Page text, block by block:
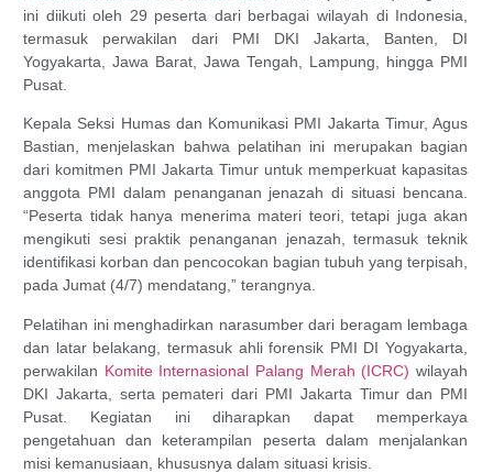
ini diikuti oleh 29 peserta dari berbagai wilayah di Indonesia,
termasuk perwakilan dari PMI DKI Jakarta, Banten, DI
Yogyakarta, Jawa Barat, Jawa Tengah, Lampung, hingga PMI
Pusat.
Kepala Seksi Humas dan Komunikasi PMI Jakarta Timur, Agus
Bastian, menjelaskan bahwa pelatihan ini merupakan bagian
dari komitmen PMI Jakarta Timur untuk memperkuat kapasitas
anggota PMI dalam penanganan jenazah di situasi bencana.
“Peserta tidak hanya menerima materi teori, tetapi juga akan
mengikuti sesi praktik penanganan jenazah, termasuk teknik
identifikasi korban dan pencocokan bagian tubuh yang terpisah,
pada Jumat (4/7) mendatang,” terangnya.
Pelatihan ini menghadirkan narasumber dari beragam lembaga
dan latar belakang, termasuk ahli forensik PMI DI Yogyakarta,
perwakilan Komite Internasional Palang Merah (ICRC) wilayah
DKI Jakarta, serta pemateri dari PMI Jakarta Timur dan PMI
Pusat. Kegiatan ini diharapkan dapat memperkaya
pengetahuan dan keterampilan peserta dalam menjalankan
misi kemanusiaan, khususnya dalam situasi krisis.